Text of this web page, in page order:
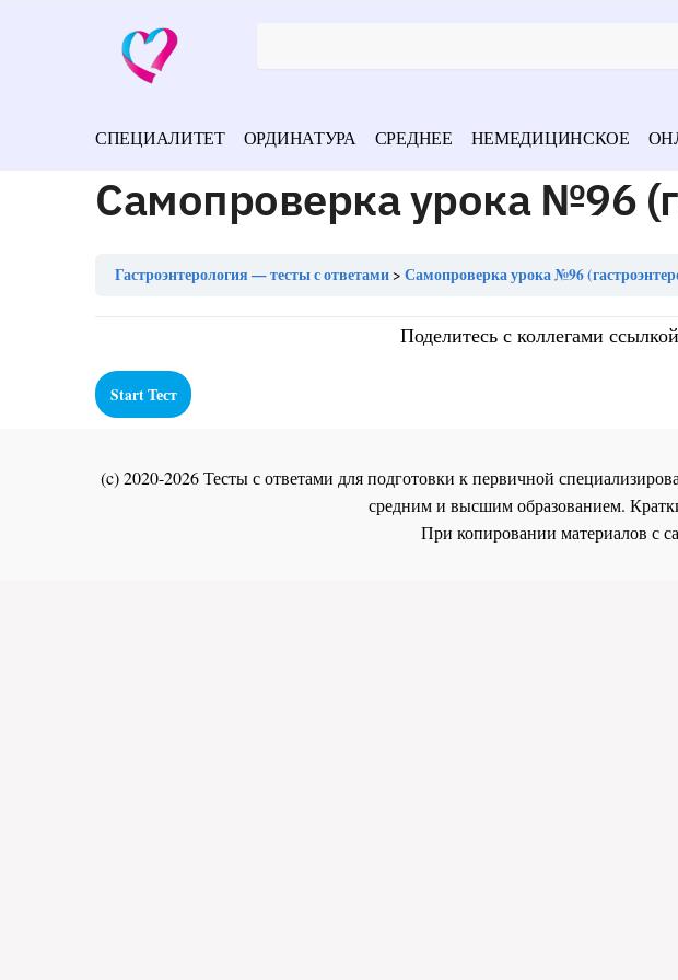
СПЕЦИАЛИТЕТ ОРДИНАТУРА СРЕДНЕЕ НЕМЕДИЦИНСКОЕ
Самопроверка урока №96
Гастроэнтерология — тесты с ответами Самопроверка урока №96
Поделитесь с коллегами
(c) 2020-2026 Тесты с ответами для подготовки к первичной
средним и высшим образованием.
При копировании материалов с